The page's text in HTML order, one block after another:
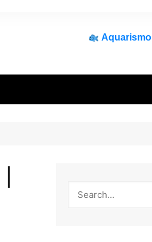
Aquarismo